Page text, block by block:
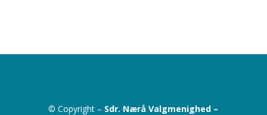
© Copyright – Sdr. Nærå Valgmenighed –